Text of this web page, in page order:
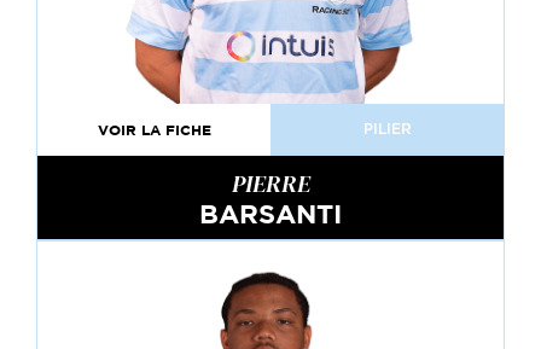
VOIR LA FICHE PILIER
PIERRE
BARSANTI